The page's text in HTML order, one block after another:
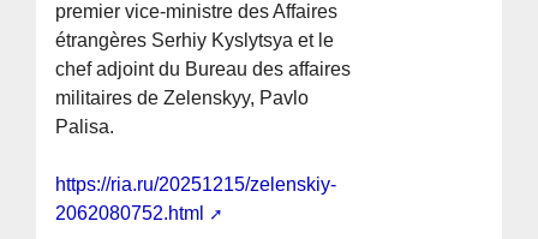
premier vice-ministre des Affaires
étrangères Serhiy Kyslytsya et le
chef adjoint du Bureau des affaires
militaires de Zelenskyy, Pavlo
Palisa.
https://ria.ru/20251215/zelenskiy-
2062080752.html